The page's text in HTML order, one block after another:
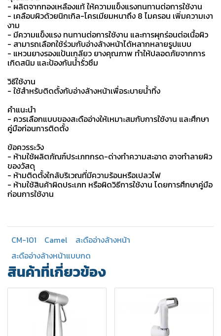
- ผลิตจากทองเหลืองแท้ ให้ความแข็งแรงทนทานต่อการใช้งาน
- เคลือบผิวด้วยนิกเกิล-โครเมียมหนาถึง 8 ไมครอน เพิ่มความเงา
งาม
- มีความแข็งแรง ทนทานต่อการใช้งาน และการผุกร่อนต่อเนื้อผิว
- สามารถเลือกใช้ร่วมกับอ่างล้างหน้าได้หลากหลายรูปแบบ
- แหวนยางรองแป้นเกลียว ยางคุณภาพ ทำให้ปลอดภัยจากการ
เกิดสนิม และป้องกันน้ำรั่วซึม
วิธีใช้งาน
- ใช้สำหรับติดตั้งกับอ่างล้างหน้าเพื่อระบายน้ำทิ้ง
คำแนะนำ
- ควรเลือกแบบของสะดืออ่างให้เหมาะสมกับการใช้งาน และศึกษา
คู่มือก่อนการติดตั้ง
ข้อควรระวัง
- ห้ามใช้ผลิตภัณฑ์ประเภทกรด-ด่างทำความสะอาด อาจทำลายผิว
ของวัสดุ
- ห้ามติดตั้งใกล้บริเวณที่มีความร้อนหรือเปลวไฟ
- ห้ามใช้สินค้าผิดประเภท หรือผิดวิธีการใช้งาน โดยการศึกษาคู่มือ
ก่อนการใช้งาน
CM-101 Camel
สะดืออ่างล้างหน้า
สะดืออ่างล้างหน้าแบบกด
สินค้าที่เกี่ยวข้อง